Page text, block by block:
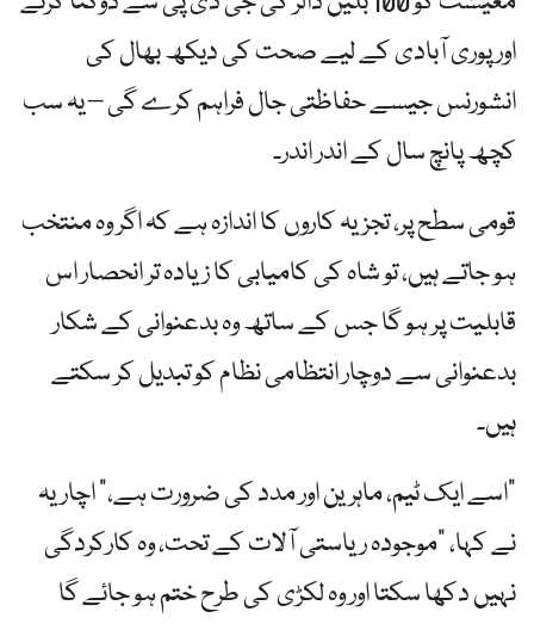
اور پوری آبادی کے لیے صحت کی دیکھ بھال کی
انشورنس جیسے حفاظتی جال فراہم کرے گی – یہ سب
کچھ پانچ سال کے اندر اندر۔
قومی سطح پر، تجزیہ کاروں کا اندازہ ہے کہ اگر وہ منتخب
ہو جاتے ہیں، تو شاہ کی کامیابی کا زیادہ تر انحصار اس
قابلیت پر ہو گا جس کے ساتھ وہ بدعنوانی کے شکار
بدعنوانی سے دوچار انتظامی نظام کو تبدیل کر سکتے
ہیں۔
"اسے ایک ٹیم، ماہرین اور مدد کی ضرورت ہے،” اچاریہ
نے کہا، "موجودہ ریاستی آلات کے تحت، وہ کارکردگی
نہیں دکھا سکتا اور وہ لکڑی کی طرح ختم ہو جائے گا